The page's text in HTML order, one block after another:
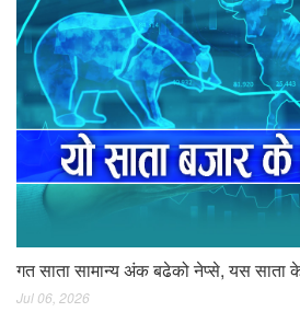
गत साता सामान्य अंक बढेको नेप्से, यस साता
Jul 06, 2026